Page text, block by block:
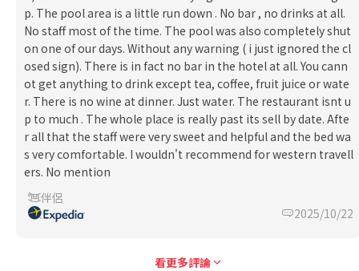
p. The pool area is a little run down . No bar , no drinks at all.
No staff most of the time. The pool was also completely shut
on one of our days. Without any warning ( i just ignored the cl
osed sign). There is in fact no bar in the hotel at all. You cann
ot get anything to drink except tea, coffee, fruit juice or wate
r. There is no wine at dinner. Just water. The restaurant isnt u
p to much . The whole place is really past its sell by date. Afte
r all that the staff were very sweet and helpful and the bed wa
s very comfortable. I wouldn't recommend for western travell
ers. No mention
伴侶
2025/10/22
看更多評論